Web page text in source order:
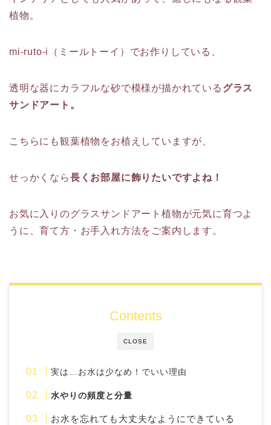
植物。
mi-ruto-i（ミールトーイ）でお作りしている、
透明な器にカラフルな砂で模様が描かれている グラス
サンドアート。
こちらにも観葉植物をお植えしていますが、
せっかくなら長くお部屋に飾りたいですよね！
お気に入りのグラスサンドアート植物が元気に育つよ
うに、育て方・お手入れ方法をご案内します。
CLOSE
Contents
実は…お水は少なめ！でいい理由
水やりの頻度と分量
お水を忘れても大丈夫なようにできている